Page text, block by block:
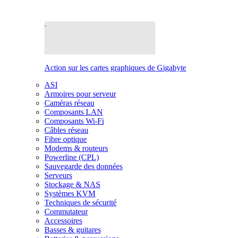
Action sur les cartes graphiques de Gigabyte
ASI
Armoires pour serveur
Caméras réseau
Composants LAN
Composants Wi-Fi
Câbles réseau
Fibre optique
Modems & routeurs
Powerline (CPL)
Sauvegarde des données
Serveurs
Stockage & NAS
Systèmes KVM
Techniques de sécurité
Commutateur
Accessoires
Basses & guitares